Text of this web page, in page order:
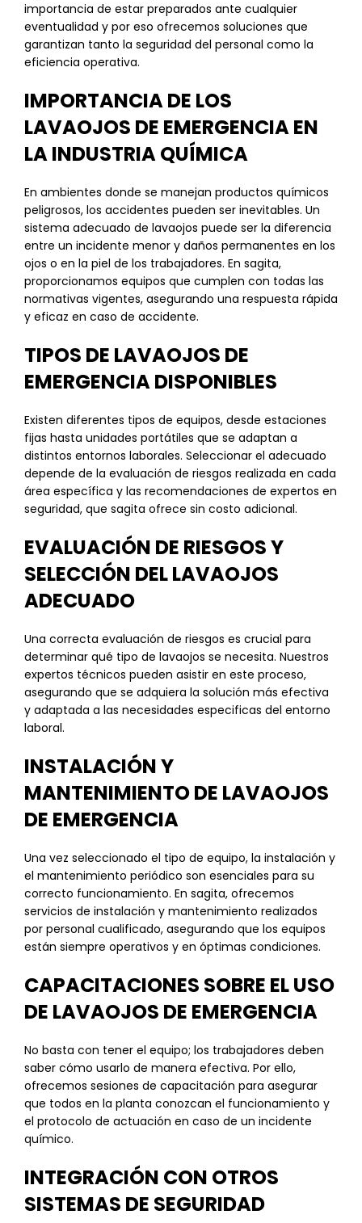
importancia de estar preparados ante cualquier
eventualidad y por eso ofrecemos soluciones que
garantizan tanto la seguridad del personal como la
eficiencia operativa.
IMPORTANCIA DE LOS
LAVAOJOS DE EMERGENCIA EN
LA INDUSTRIA QUÍMICA
En ambientes donde se manejan productos químicos
peligrosos, los accidentes pueden ser inevitables. Un
sistema adecuado de lavaojos puede ser la diferencia
entre un incidente menor y daños permanentes en los
ojos o en la piel de los trabajadores. En sagita,
proporcionamos equipos que cumplen con todas las
normativas vigentes, asegurando una respuesta rápida
y eficaz en caso de accidente.
TIPOS DE LAVAOJOS DE
EMERGENCIA DISPONIBLES
Existen diferentes tipos de equipos, desde estaciones
fijas hasta unidades portátiles que se adaptan a
distintos entornos laborales. Seleccionar el adecuado
depende de la evaluación de riesgos realizada en cada
área específica y las recomendaciones de expertos en
seguridad, que sagita ofrece sin costo adicional.
EVALUACIÓN DE RIESGOS Y
SELECCIÓN DEL LAVAOJOS
ADECUADO
Una correcta evaluación de riesgos es crucial para
determinar qué tipo de lavaojos se necesita. Nuestros
expertos técnicos pueden asistir en este proceso,
asegurando que se adquiera la solución más efectiva
y adaptada a las necesidades especificas del entorno
laboral.
INSTALACIÓN Y
MANTENIMIENTO DE LAVAOJOS
DE EMERGENCIA
Una vez seleccionado el tipo de equipo, la instalación y
el mantenimiento periódico son esenciales para su
correcto funcionamiento. En sagita, ofrecemos
servicios de instalación y mantenimiento realizados
por personal cualificado, asegurando que los equipos
están siempre operativos y en óptimas condiciones.
CAPACITACIONES SOBRE EL USO
DE LAVAOJOS DE EMERGENCIA
No basta con tener el equipo; los trabajadores deben
saber cómo usarlo de manera efectiva. Por ello,
ofrecemos sesiones de capacitación para asegurar
que todos en la planta conozcan el funcionamiento y
el protocolo de actuación en caso de un incidente
químico.
INTEGRACIÓN CON OTROS
SISTEMAS DE SEGURIDAD